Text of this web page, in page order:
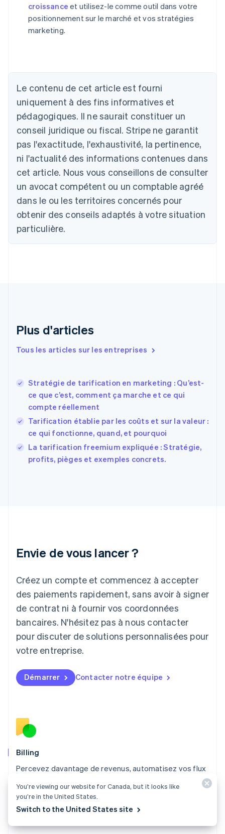
croissance et utilisez-le comme outil dans votre
positionnement sur le marché et vos stratégies
marketing.
Le contenu de cet article est fourni
uniquement à des fins informatives et
pédagogiques. Il ne saurait constituer un
conseil juridique ou fiscal. Stripe ne garantit
pas l'exactitude, l'exhaustivité, la pertinence,
ni l'actualité des informations contenues dans
cet article. Nous vous conseillons de consulter
un avocat compétent ou un comptable agréé
dans le ou les territoires concernés pour
obtenir des conseils adaptés à votre situation
particulière.
Plus d'articles
Tous les articles sur les entreprises
Stratégie de tarification en marketing : Qu’est-
ce que c’est, comment ça marche et ce qui
compte réellement
Tarification établie par les coûts et sur la valeur :
ce qui fonctionne, quand, et pourquoi
La tarification freemium expliquée : Stratégie,
profits, pièges et exemples concrets.
Envie de vous lancer ?
Créez un compte et commencez à accepter
des paiements rapidement, sans avoir à signer
de contrat ni à fournir vos coordonnées
bancaires. N'hésitez pas à nous contacter
pour discuter de solutions personnalisées pour
votre entreprise.
Démarrer Contacter notre équipe
Billing
Percevez davantage de revenus, automatisez vos flux
dans le monde entier.
Découvrir Billing
Allemagne
DeutschEnglish
Australie
English
Autriche
Deutsch English
Belgique
NederlandsFrançaisDeutschEnglish
Brésil
Bulgarie
English
Canada
EnglishFrançais
Chine continentale
Espagne
Estonie
EnglishEspañol简体中文
Finlande
EnglishSvenska
FrançaisEnglish
Gibraltar
English
Grèce
Japon
Lettonie
English
Liechtenstein
DeutschEnglish
Lituanie
Luxembourg
FrançaisDeutschEnglish
English简体中文
Malte
English
Nouvelle-Zélande
English
NederlandsEnglish
English
Portugal
PortuguêsEnglish
RAS de Hong Kong, Chine
You’re viewing our website for Canada, but it looks like
you’re in the United States.
Switch to the United States site